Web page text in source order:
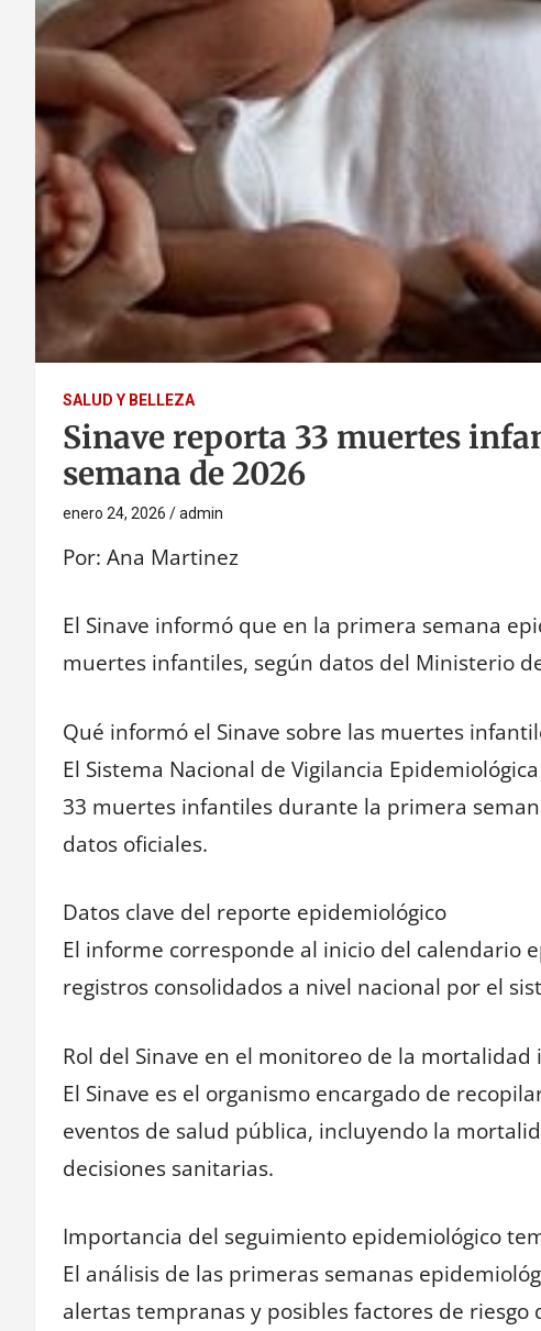
SALUD Y BELLEZA
Sinave reporta 33 muertes
semana de 2026
enero 24, 2026 admin
Por: Ana Martinez
El Sinave informó que en la primera semana
muertes infantiles, según datos del Ministerio
Qué informó el Sinave sobre las muertes
El Sistema Nacional de Vigilancia
33 muertes infantiles durante la primera
datos oficiales.
Datos clave del reporte epidemiológico
El informe corresponde al inicio del calendario
registros consolidados a nivel nacional por el
Rol del Sinave en el monitoreo de la mortalidad
El Sinave es el organismo encargado de
eventos de salud pública, incluyendo la
decisiones sanitarias.
Importancia del seguimiento epidemiológico
El análisis de las primeras semanas
alertas tempranas y posibles factores de